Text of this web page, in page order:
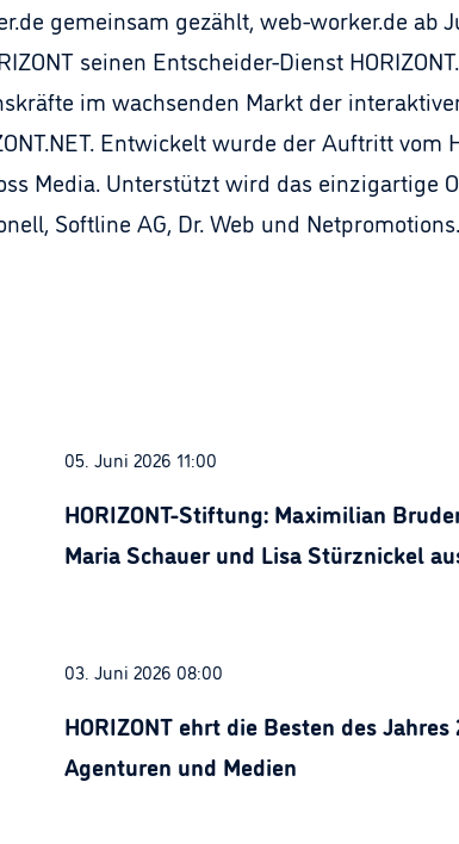
gemeinsam gezählt, web-worker.de
seinen Entscheider-Dienst
im wachsenden Markt der
Entwickelt wurde der Auftritt vom
Media. Unterstützt wird das einzigartige
Softline AG, Dr. Web und Netpromotions.
05. Juni 2026 11:00
HORIZONT-Stiftung: Maximilian
Maria Schauer und Lisa Stürznickel
03. Juni 2026 08:00
HORIZONT ehrt die Besten des
Agenturen und Medien